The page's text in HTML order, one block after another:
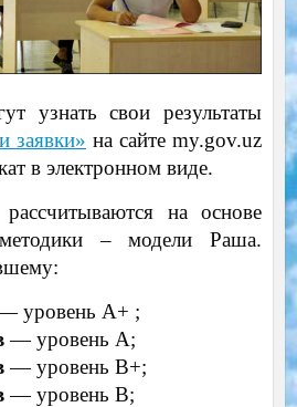
узнать свои результаты
заявки» на сайте my.gov.uz
в электронном виде.
рассчитываются на основе
– модели Раша.
уровень А+ ;
— уровень А;
— уровень B+;
— уровень B;